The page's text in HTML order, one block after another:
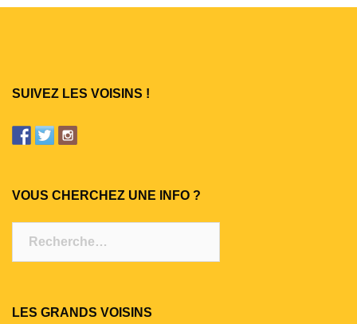
SUIVEZ LES VOISINS !
VOUS CHERCHEZ UNE INFO ?
Rechercher :
LES GRANDS VOISINS